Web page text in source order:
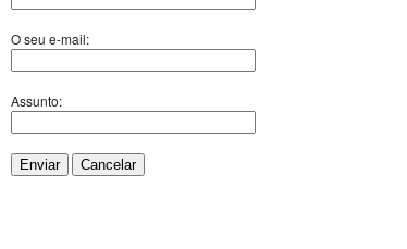
O seu e-mail:
Assunto:
Enviar Cancelar